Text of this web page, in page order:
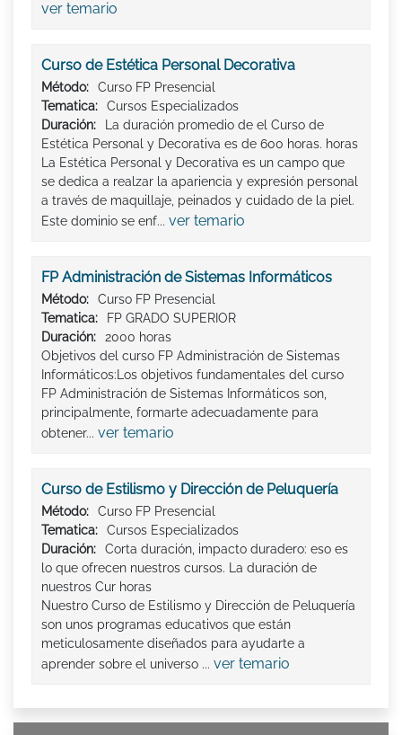
ver temario
Curso de Estética Personal Decorativa
Método:
Curso FP Presencial
Tematica:
Cursos Especializados
Duración:
La duración promedio de el Curso de
Estética Personal y Decorativa es de 600 horas. horas
La Estética Personal y Decorativa es un campo que
se dedica a realzar la apariencia y expresión personal
a través de maquillaje, peinados y cuidado de la piel.
Este dominio se enf... ver temario
FP Administración de Sistemas Informáticos
Método:
Curso FP Presencial
Tematica:
FP GRADO SUPERIOR
Duración:
2000 horas
Objetivos del curso FP Administración de Sistemas
Informáticos:Los objetivos fundamentales del curso
FP Administración de Sistemas Informáticos son,
principalmente, formarte adecuadamente para
obtener... ver temario
Curso de Estilismo y Dirección de Peluquería
Método:
Curso FP Presencial
Tematica:
Cursos Especializados
Duración:
Corta duración, impacto duradero: eso es
lo que ofrecen nuestros cursos. La duración de
nuestros Cur horas
Nuestro Curso de Estilismo y Dirección de Peluquería
son unos programas educativos que están
meticulosamente diseñados para ayudarte a
aprender sobre el universo ... ver temario